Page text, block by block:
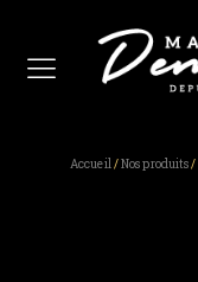
Accueil/Nos produits/